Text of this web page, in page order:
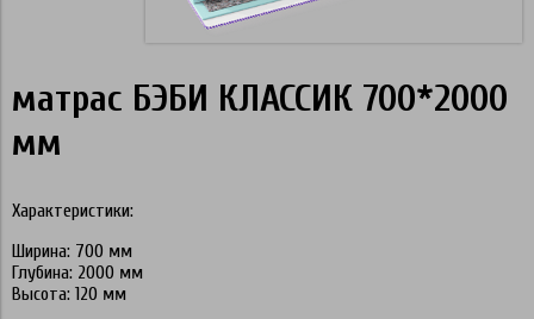
матрас БЭБИ КЛАССИК 700*2000
мм
Характеристики:
Ширина: 700 мм
Глубина: 2000 мм
Высота: 120 мм